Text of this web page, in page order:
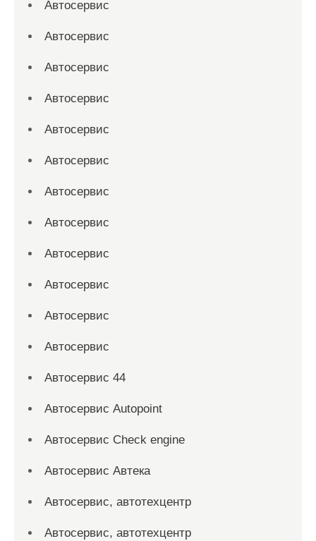
Автосервис
Автосервис
Автосервис
Автосервис
Автосервис
Автосервис
Автосервис
Автосервис
Автосервис
Автосервис
Автосервис
Автосервис
Автосервис 44
Автосервис Autopoint
Автосервис Check engine
Автосервис Автека
Автосервис, автотехцентр
Автосервис, автотехцентр